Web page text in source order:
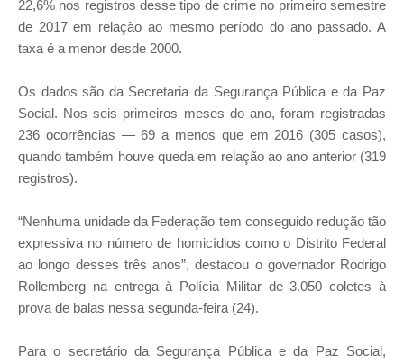
22,6% nos registros desse tipo de crime no primeiro semestre
de 2017 em relação ao mesmo período do ano passado. A
taxa é a menor desde 2000.
Os dados são da Secretaria da Segurança Pública e da Paz
Social. Nos seis primeiros meses do ano, foram registradas
236 ocorrências — 69 a menos que em 2016 (305 casos),
quando também houve queda em relação ao ano anterior (319
registros).
“Nenhuma unidade da Federação tem conseguido redução tão
expressiva no número de homicídios como o Distrito Federal
ao longo desses três anos”, destacou o governador Rodrigo
Rollemberg na entrega à Polícia Militar de 3.050 coletes à
prova de balas nessa segunda-feira (24).
Para o secretário da Segurança Pública e da Paz Social,